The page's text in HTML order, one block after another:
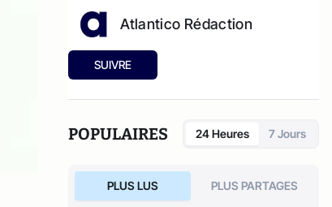
Atlantico Rédaction
SUIVRE
POPULAIRES 24 Heures 7 Jours
PLUS LUS PLUS PARTAGES